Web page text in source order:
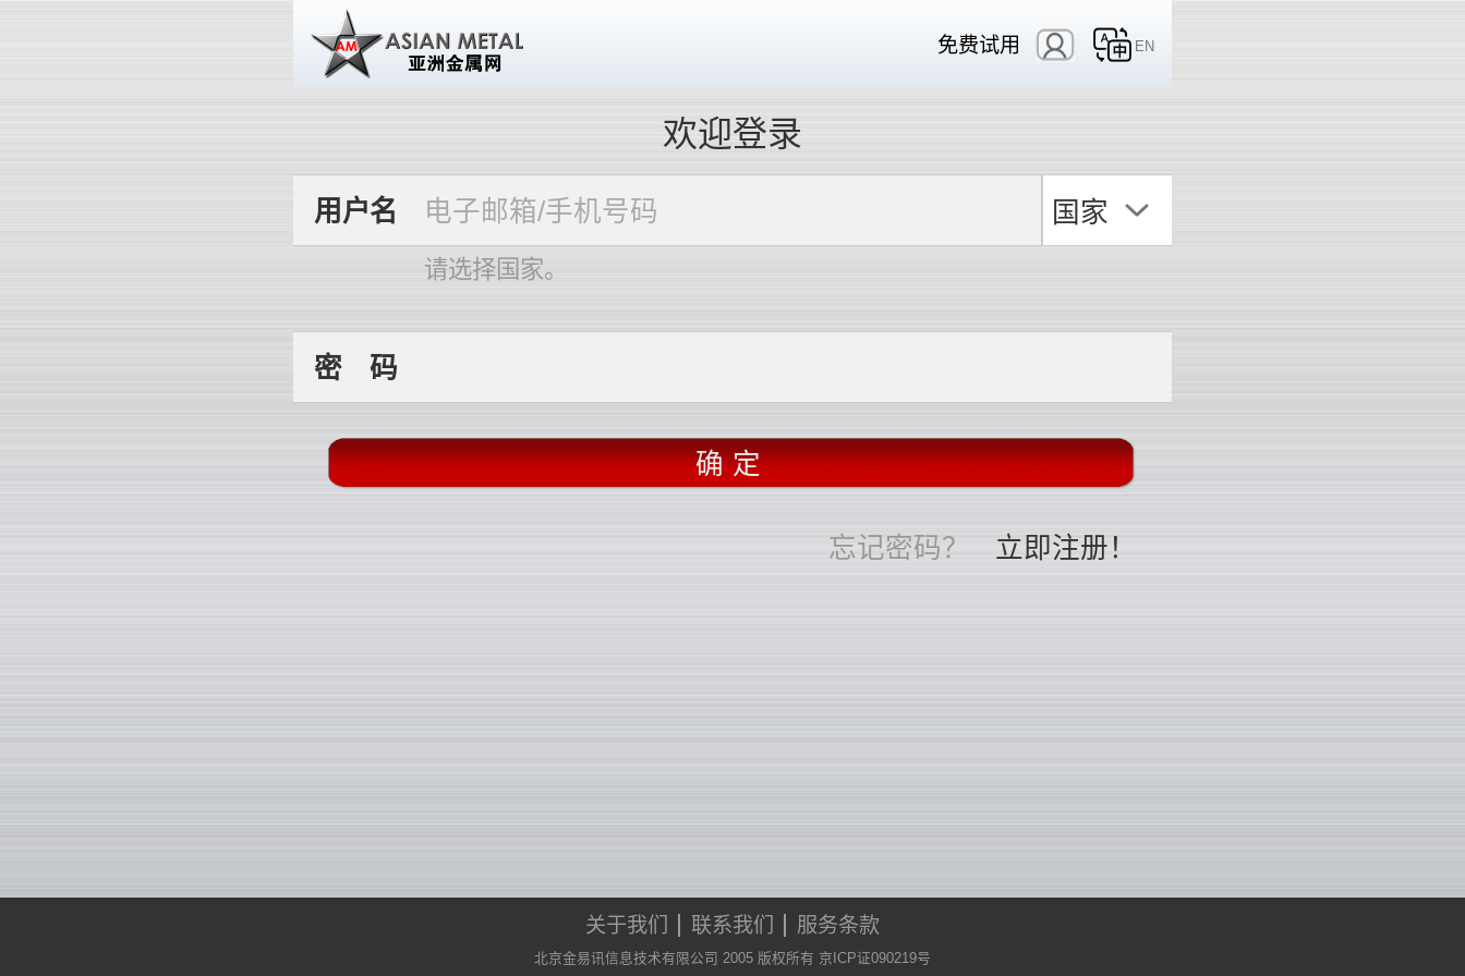
免费试用 EN
欢迎登录
用户名 国家
请选择国家。
密 码
忘记密码？ 立即注册！
关于我们 联系我们 服务条款
北京金易讯信息技术有限公司 2005 版权所有 京ICP证090219号